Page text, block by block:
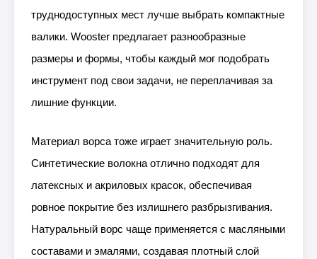
труднодоступных мест лучше выбрать компактные
валики. Wooster предлагает разнообразные
размеры и формы, чтобы каждый мог подобрать
инструмент под свои задачи, не переплачивая за
лишние функции.
Материал ворса тоже играет значительную роль.
Синтетические волокна отлично подходят для
латексных и акриловых красок, обеспечивая
ровное покрытие без излишнего разбрызгивания.
Натуральный ворс чаще применяется с масляными
составами и эмалями, создавая плотный слой